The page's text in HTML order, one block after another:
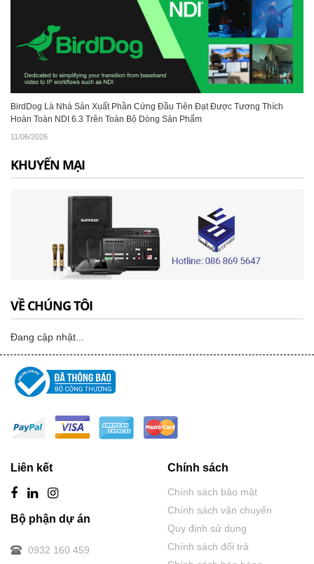
BirdDog Là Nhà Sản Xuất Phần Cứng Đầu Tiên Đạt Được Tương Thích
Hoàn Toàn NDI 6.3 Trên Toàn Bộ Dòng Sản Phẩm
11/06/2026
KHUYẾN MẠI
VỀ CHÚNG TÔI
Đang cập nhật...
Liên kết
Bộ phận dự án
0932 160 459
Chính sách
Chính sách bảo mật
Chính sách vận chuyển
Quy định sử dụng
Chính sách đổi trả